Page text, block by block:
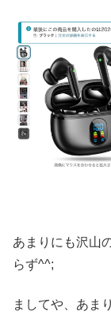
あまりにも沢山
らず^^;
ましてや、あま